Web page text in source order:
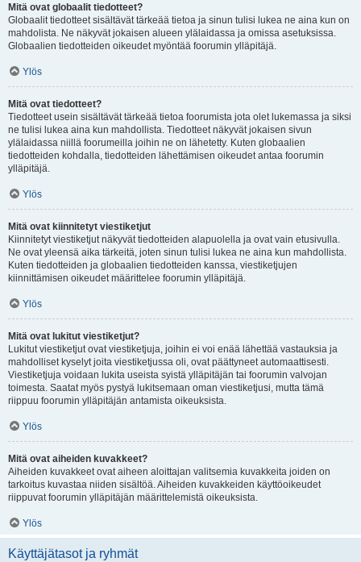
Mitä ovat globaalit tiedotteet?
Globaalit tiedotteet sisältävät tärkeää tietoa ja sinun tulisi lukea ne aina kun on
mahdolista. Ne näkyvät jokaisen alueen ylälaidassa ja omissa asetuksissa.
Globaalien tiedotteiden oikeudet myöntää foorumin ylläpitäjä.
Ylös
Mitä ovat tiedotteet?
Tiedotteet usein sisältävät tärkeää tietoa foorumista jota olet lukemassa ja siksi
ne tulisi lukea aina kun mahdollista. Tiedotteet näkyvät jokaisen sivun
ylälaidassa niillä foorumeilla joihin ne on lähetetty. Kuten globaalien
tiedotteiden kohdalla, tiedotteiden lähettämisen oikeudet antaa foorumin
ylläpitäjä.
Ylös
Mitä ovat kiinnitetyt viestiketjut
Kiinnitetyt viestiketjut näkyvät tiedotteiden alapuolella ja ovat vain etusivulla.
Ne ovat yleensä aika tärkeitä, joten sinun tulisi lukea ne aina kun mahdollista.
Kuten tiedotteiden ja globaalien tiedotteiden kanssa, viestiketjujen
kiinnittämisen oikeudet määrittelee foorumin ylläpitäjä.
Ylös
Mitä ovat lukitut viestiketjut?
Lukitut viestiketjut ovat viestiketjuja, joihin ei voi enää lähettää vastauksia ja
mahdolliset kyselyt joita viestiketjussa oli, ovat päättyneet automaattisesti.
Viestiketjuja voidaan lukita useista syistä ylläpitäjän tai foorumin valvojan
toimesta. Saatat myös pystyä lukitsemaan oman viestiketjusi, mutta tämä
riippuu foorumin ylläpitäjän antamista oikeuksista.
Ylös
Mitä ovat aiheiden kuvakkeet?
Aiheiden kuvakkeet ovat aiheen aloittajan valitsemia kuvakkeita joiden on
tarkoitus kuvastaa niiden sisältöä. Aiheiden kuvakkeiden käyttöoikeudet
riippuvat foorumin ylläpitäjän määrittelemistä oikeuksista.
Ylös
Käyttäjätasot ja ryhmät